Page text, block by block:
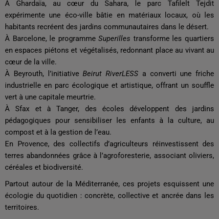
À Ghardaïa, au cœur du Sahara, le parc Tafilelt Tejdit
expérimente une éco-ville bâtie en matériaux locaux, où les
habitants recréent des jardins communautaires dans le désert.
À Barcelone, le programmeSuperilles transforme les quartiers
en espaces piétons et végétalisés, redonnant place au vivant au
cœur de la ville.
À Beyrouth, l’initiativeBeirut RiverLESS a converti une friche
industrielle en parc écologique et artistique, offrant un souffle
vert à une capitale meurtrie.
À Sfax et à Tanger, des écoles développent des jardins
pédagogiques pour sensibiliser les enfants à la culture, au
compost et à la gestion de l’eau.
En Provence, des collectifs d’agriculteurs réinvestissent des
terres abandonnées grâce à l’agroforesterie, associant oliviers,
céréales et biodiversité.
Partout autour de la Méditerranée, ces projets esquissent une
écologie du quotidien : concrète, collective et ancrée dans les
territoires.